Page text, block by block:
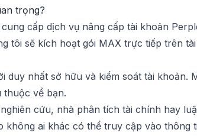
trọng?
cấp dịch vụ nâng cấp tài khoản
tôi sẽ kích hoạt gói MAX trực tiếp trên
duy nhất sở hữu và kiểm soát tài
về bạn.
cứu, nhà phân tích tài chính hay
không ai khác có thể truy cập vào thông